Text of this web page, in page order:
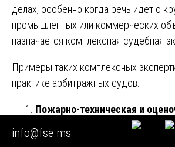
делах, особенно когда речь идет о
промышленных или коммерческих
назначается комплексная судебная
Примеры таких комплексных
практике арбитражных судов:
Пожарно-техническая и
экспертиза
(дело № А11-2945/
Арбитражный суд Владимирской
info@fse.ms